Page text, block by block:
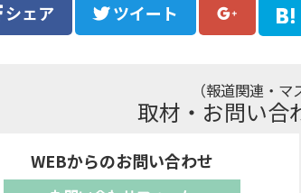
シェア ツイート
（報道関連・マ
取材・お問い合
WEBからのお問い合わせ